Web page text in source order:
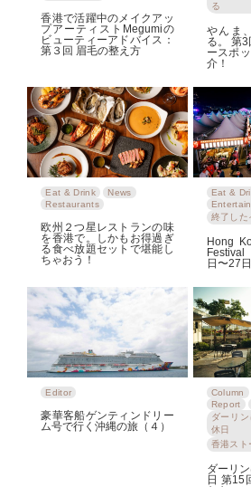
香港で活躍中のメイクアッ
プアーティストMegumiの
ビューティーアドバイス：
第３回 眉毛の整え方
る
やんま
る。 第
ースポ
介！
Eat & Drink
News
Restaurants
欧州２つ星レストランの味
を香港で。しかもお得過ぎ
る食べ放題セットで堪能し
ちゃおう！
Eat &
終了した
Hong
日〜27日
Editor
豪華客船ゲンティンドリー
ム号で行く沖縄の旅（４）
Column
Report
ダーリ
休日
香港スト
ダーリ
日 第15